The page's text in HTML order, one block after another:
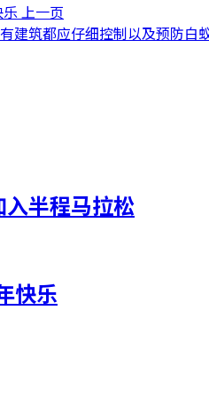
上一页
建筑都应仔细控制以及预防白
半程马拉松
快乐